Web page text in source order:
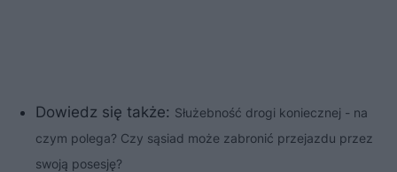
Dowiedz się także: Służebność drogi koniecznej - na
czym polega? Czy sąsiad może zabronić przejazdu przez
swoją posesję?